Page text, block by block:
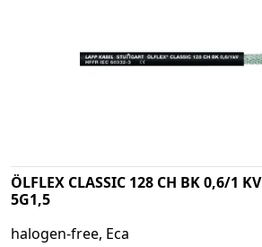
ÖLFLEX CLASSIC 128 CH BK 0,6/1 KV
5G1,5
halogen-free, Eca